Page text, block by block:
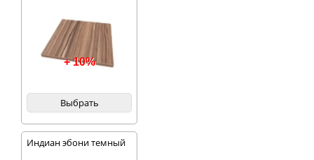
+ 10%
Выбрать
Индиан эбони темный